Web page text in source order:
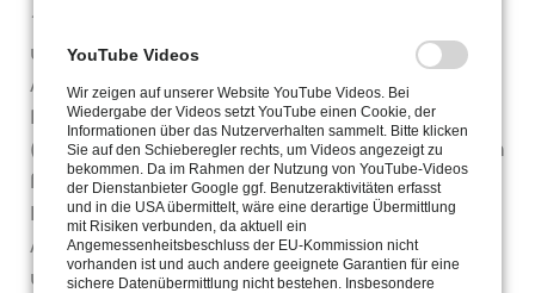
1995 in Deutschland für Abschiebungshäftlinge
und Menschen mit unsicherem oder ohne
Aufenthaltsstatus. Wir leisten Seelsorge und
Rechtsberatung in der Abschiebungshaft
(Eichstätt und Hof) und in Aufnahmeeinrichtungen
für Asylsuchende (Wünsdorf). In Berlin bieten wir
Härtefallberatung und Verfahrensberatung bei
Aufenthaltsproblemen an. In Bayern beraten und
unterstützen wir Gemeinden und
YouTube Videos
Wir zeigen auf unserer Website YouTube Videos. Bei
Wiedergabe der Videos setzt YouTube einen Cookie, der
Informationen über das Nutzerverhalten sammelt. Bitte klicken
Sie auf den Schieberegler rechts, um Videos angezeigt zu
bekommen. Da im Rahmen der Nutzung von YouTube-Videos
der Dienstanbieter Google ggf. Benutzeraktivitäten erfasst
und in die USA übermittelt, wäre eine derartige Übermittlung
mit Risiken verbunden, da aktuell ein
Angemessenheitsbeschluss der EU-Kommission nicht
vorhanden ist und auch andere geeignete Garantien für eine
sichere Datenübermittlung nicht bestehen. Insbesondere